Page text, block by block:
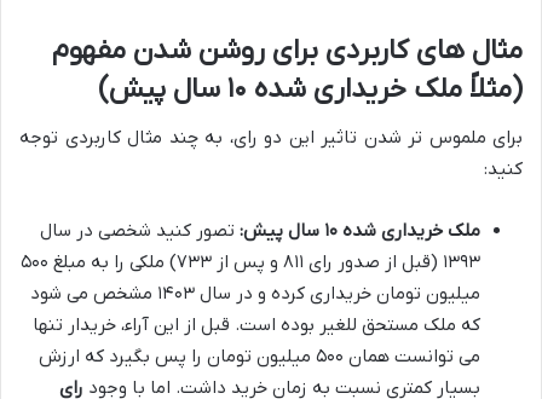
مثال های کاربردی برای روشن شدن مفهوم
(مثلاً ملک خریداری شده ۱۰ سال پیش)
برای ملموس تر شدن تاثیر این دو رای، به چند مثال کاربردی توجه
کنید:
ملک خریداری شده ۱۰ سال پیش:
تصور کنید شخصی در سال
۱۳۹۳ (قبل از صدور رای ۸۱۱ و پس از ۷۳۳) ملکی را به مبلغ ۵۰۰
میلیون تومان خریداری کرده و در سال ۱۴۰۳ مشخص می شود
که ملک مستحق للغیر بوده است. قبل از این آراء، خریدار تنها
می توانست همان ۵۰۰ میلیون تومان را پس بگیرد که ارزش
بسیار کمتری نسبت به زمان خرید داشت. اما با وجود رای